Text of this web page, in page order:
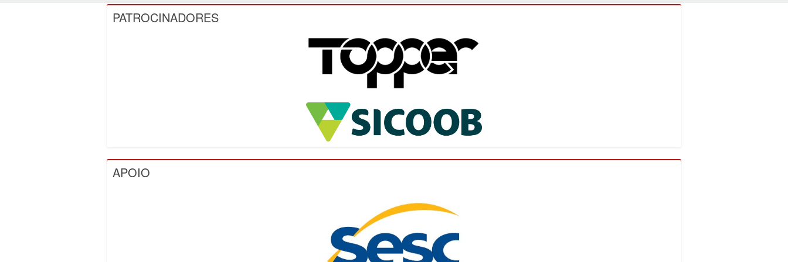
PATROCINADORES
APOIO